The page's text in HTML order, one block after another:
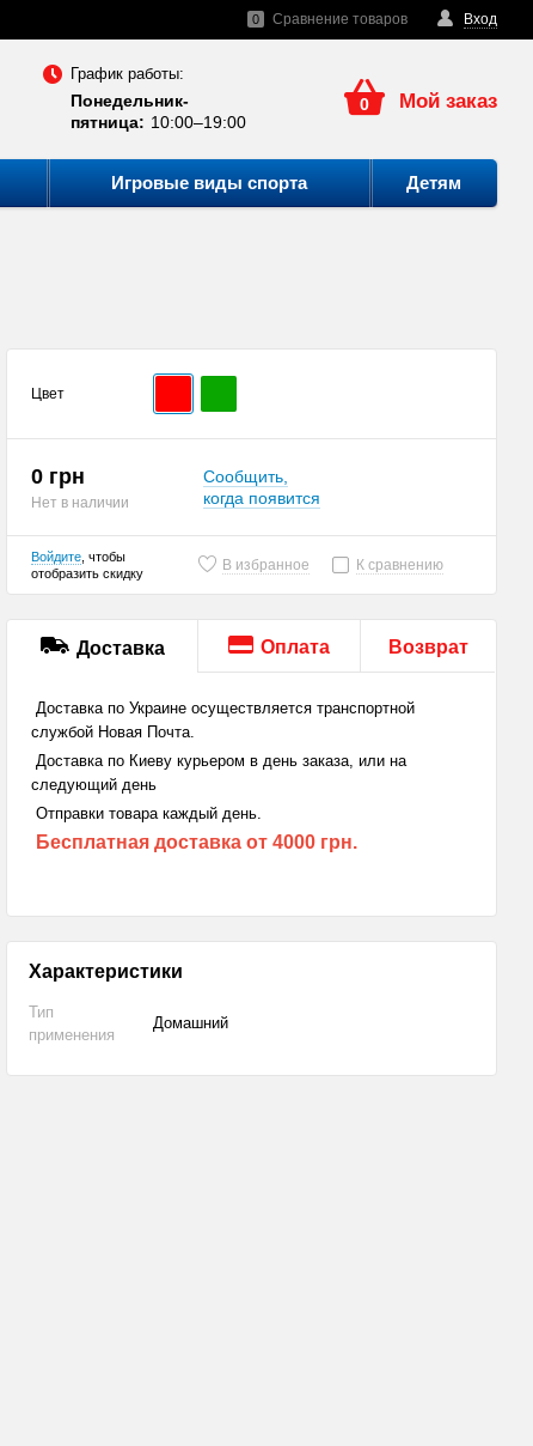
Вход
0 Сравнение товаров
График работы:
Понедельник-
пятница: 10:00–19:00
0 Мой заказ
Игровые виды спорта Детям
Цвет
0 грн
Нет в наличии
Сообщить,
когда появится
Войдите , чтобы
отобразить скидку
В избранное К сравнению
Доставка Оплата Возврат
Доставка по Украине осуществляется транспортной
службой Новая Почта.
Доставка по Киеву курьером в день заказа, или на
следующий день
Отправки товара каждый день.
Бесплатная доставка от 4000 грн.
Характеристики
Тип
применения
Домашний